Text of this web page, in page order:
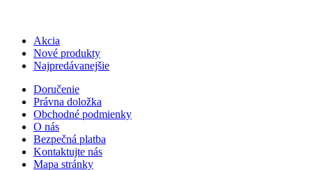
Akcia
Nové produkty
Najpredávanejšie
Doručenie
Právna doložka
Obchodné podmienky
O nás
Bezpečná platba
Kontaktujte nás
Mapa stránky